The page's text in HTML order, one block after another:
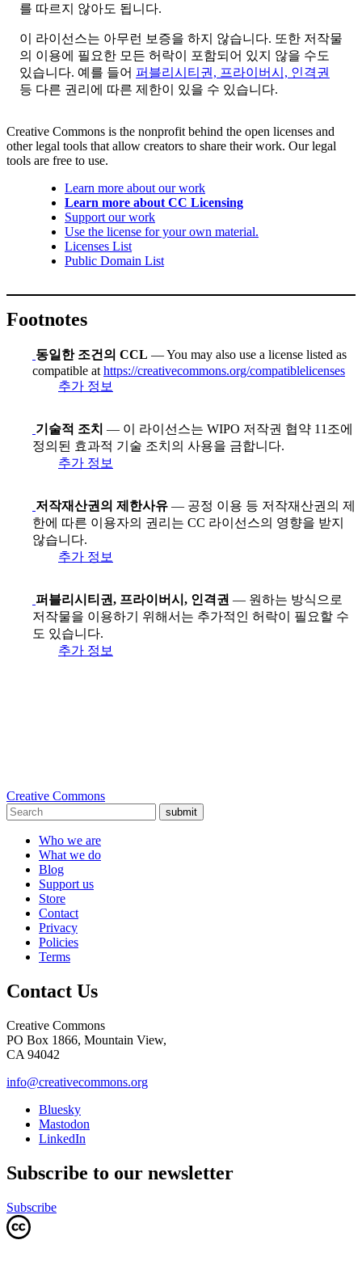
를 따르지 않아도 됩니다.
이 라이선스는 아무런 보증을 하지 않습니다. 또한 저작물
의 이용에 필요한 모든 허락이 포함되어 있지 않을 수도
있습니다. 예를 들어 퍼블리시티권, 프라이버시, 인격권
등 다른 권리에 따른 제한이 있을 수 있습니다.
Creative Commons is the nonprofit behind the open licenses and
other legal tools that allow creators to share their work. Our legal
tools are free to use.
Learn more about our work
Learn more about CC Licensing
Support our work
Use the license for your own material.
Licenses List
Public Domain List
Footnotes
동일한 조건의 CCL — You may also use a license listed as
compatible at https://creativecommons.org/compatiblelicenses
추가 정보
기술적 조치 — 이 라이선스는 WIPO 저작권 협약 11조에
정의된 효과적 기술 조치의 사용을 금합니다.
추가 정보
저작재산권의 제한사유 — 공정 이용 등 저작재산권의 제
한에 따른 이용자의 권리는 CC 라이선스의 영향을 받지
않습니다.
추가 정보
퍼블리시티권, 프라이버시, 인격권 — 원하는 방식으로
저작물을 이용하기 위해서는 추가적인 허락이 필요할 수
도 있습니다.
추가 정보
Creative Commons
submit
Who we are
What we do
Blog
Support us
Store
Contact
Privacy
Policies
Terms
Contact Us
Creative Commons
PO Box 1866, Mountain View,
CA 94042
info@creativecommons.org
Bluesky
Mastodon
LinkedIn
Subscribe to our newsletter
Subscribe